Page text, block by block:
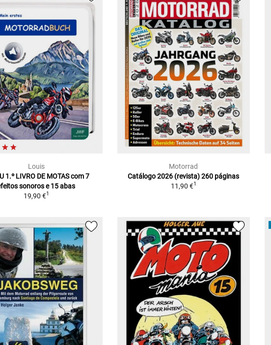
Louis
1.º LIVRO DE MOTAS com 7
sonoros e 15 abas
19,90 €1
Motorrad
Catálogo 2026 (revista) 260 páginas
11,90 €1